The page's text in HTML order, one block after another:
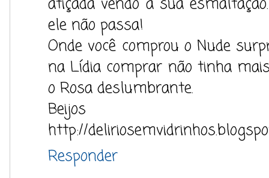
ele não passa!
Onde você comprou o Nude
na Lídia comprar não tinha
o Rosa deslumbrante.
Beijos
http://
Responder